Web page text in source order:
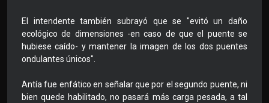
El intendente también subrayó que se "evitó un daño
ecológico de dimensiones -en caso de que el puente se
hubiese caído- y mantener la imagen de los dos puentes
ondulantes únicos".
Antía fue enfático en señalar que por el segundo puente, ni
bien quede habilitado, no pasará más carga pesada, a tal